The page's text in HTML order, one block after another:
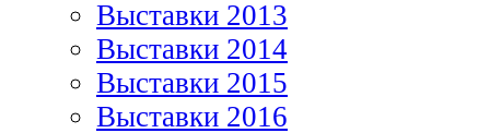
Выставки 2013
Выставки 2014
Выставки 2015
Выставки 2016